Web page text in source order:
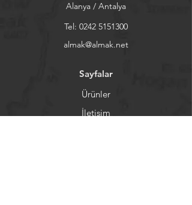
Alanya / Antalya
Tel: 0242 5151300
almak@almak.net
Sayfalar
Ürünler
İletişim